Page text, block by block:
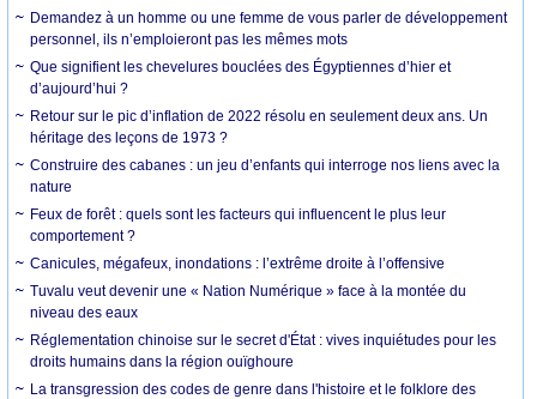
Demandez à un homme ou une femme de vous parler de développement
personnel, ils n’emploieront pas les mêmes mots
Que signifient les chevelures bouclées des Égyptiennes d’hier et
d’aujourd’hui ?
Retour sur le pic d’inflation de 2022 résolu en seulement deux ans. Un
héritage des leçons de 1973 ?
Construire des cabanes : un jeu d’enfants qui interroge nos liens avec la
nature
Feux de forêt : quels sont les facteurs qui influencent le plus leur
comportement ?
Canicules, mégafeux, inondations : l’extrême droite à l’offensive
Tuvalu veut devenir une « Nation Numérique » face à la montée du
niveau des eaux
Réglementation chinoise sur le secret d'État : vives inquiétudes pour les
droits humains dans la région ouïghoure
La transgression des codes de genre dans l'histoire et le folklore des